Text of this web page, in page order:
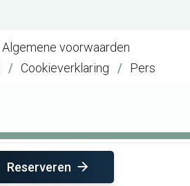
Reserveren
Algemene voorwaarden
Cookieverklaring Pers